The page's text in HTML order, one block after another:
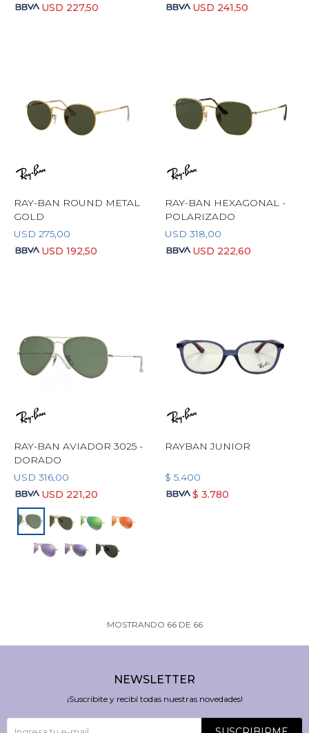
USD 227,50
USD 241,50
RAY-BAN ROUND METAL
GOLD
USD 275,00
USD 192,50
RAY-BAN HEXAGONAL -
POLARIZADO
USD 318,00
USD 222,60
RAY-BAN AVIADOR 3025 -
DORADO
USD 316,00
USD 221,20
RAYBAN JUNIOR
$ 5.400
$ 3.780
MOSTRANDO 66DE 66
NEWSLETTER
¡Suscribite y recibí todas nuestras novedades!